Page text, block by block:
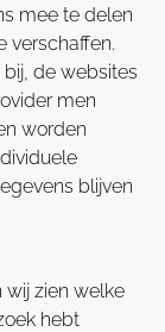
mee te delen
verschaffen.
de websites
men
worden
blijven
wij zien welke
hebt